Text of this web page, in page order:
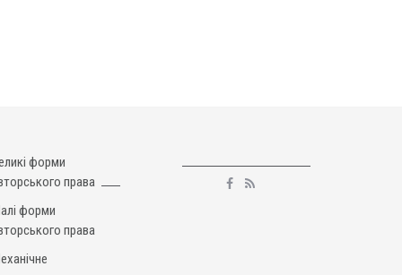
форми
права
форми
права